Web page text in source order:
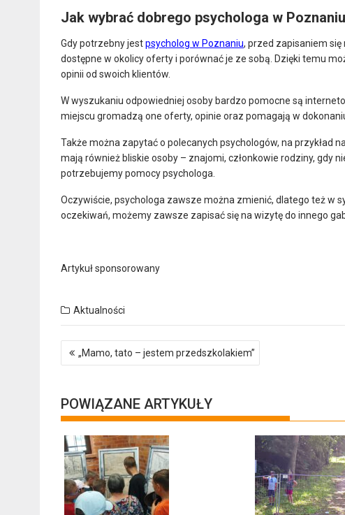
Jak wybrać dobrego psychologa w
Gdy potrzebny jestpsycholog w Poznaniu, przed zapisaniem
dostępne w okolicy oferty i porównać je ze sobą. Dzięki temu
opinii od swoich klientów.
W wyszukaniu odpowiedniej osoby bardzo pomocne są
miejscu gromadzą one oferty, opinie oraz pomagają w
Także można zapytać o polecanych psychologów, na przykład
mają również bliskie osoby – znajomi, członkowie rodziny, gdy
potrzebujemy pomocy psychologa.
Oczywiście, psychologa zawsze można zmienić, dlatego też w
oczekiwań, możemy zawsze zapisać się na wizytę do innego
Artykuł sponsorowany
Aktualności
Nawigacja
wpisu
„Mamo, tato – jestem przedszkolakiem”
POWIĄZANE ARTYKUŁY